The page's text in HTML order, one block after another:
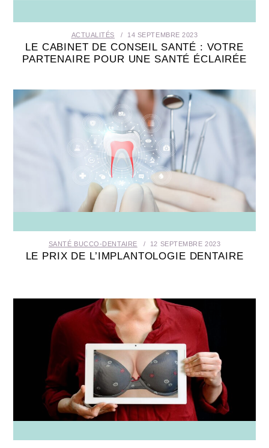
ACTUALITÉS 14 SEPTEMBRE 2023
LE CABINET DE CONSEIL SANTÉ : VOTRE
PARTENAIRE POUR UNE SANTÉ ÉCLAIRÉE
SANTÉ BUCCO-DENTAIRE 12 SEPTEMBRE 2023
LE PRIX DE L’IMPLANTOLOGIE DENTAIRE